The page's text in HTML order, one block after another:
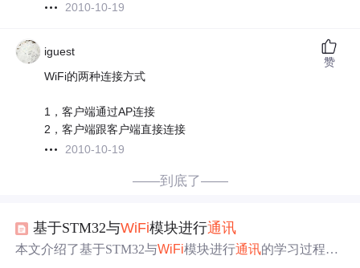
2010-10-19
iguest
WiFi的两种连接方式
1，客户端通过AP连接
2，客户端跟客户端直接连接
2010-10-19
赞
——到底了——
基于STM32与WiFi模块进行通讯
本文介绍了基于STM32与WiFi模块进行通讯的学习过程，